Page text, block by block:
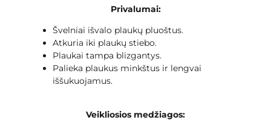
Privalumai:
Švelniai išvalo plaukų pluoštus.
Atkuria iki plaukų stiebo.
Plaukai tampa blizgantys.
Palieka plaukus minkštus ir lengvai
iššukuojamus.
Veikliosios medžiagos: